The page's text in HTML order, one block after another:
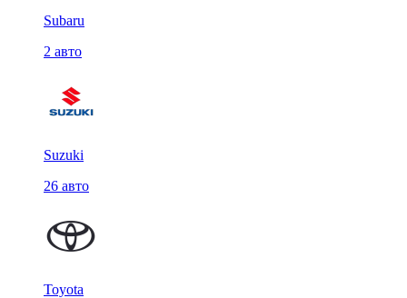
Subaru
2 авто
Suzuki
26 авто
Toyota